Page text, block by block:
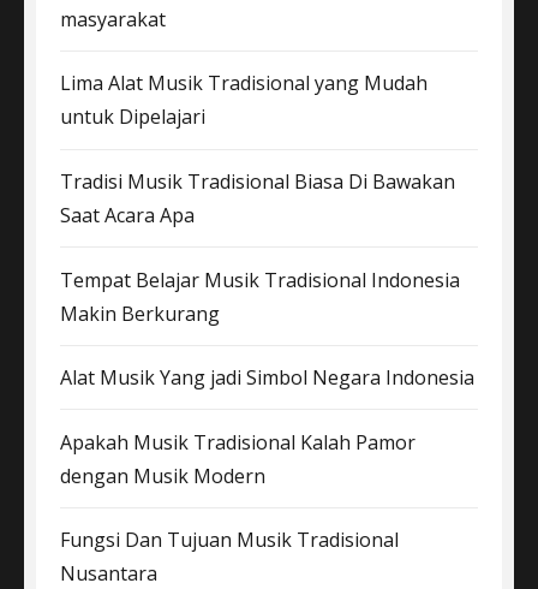
masyarakat
Lima Alat Musik Tradisional yang Mudah
untuk Dipelajari
Tradisi Musik Tradisional Biasa Di Bawakan
Saat Acara Apa
Tempat Belajar Musik Tradisional Indonesia
Makin Berkurang
Alat Musik Yang jadi Simbol Negara Indonesia
Apakah Musik Tradisional Kalah Pamor
dengan Musik Modern
Fungsi Dan Tujuan Musik Tradisional
Nusantara